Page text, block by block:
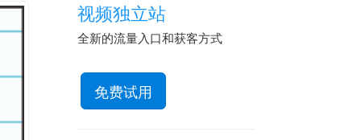
视频独立站
全新的流量入口和获客方式
免费试用